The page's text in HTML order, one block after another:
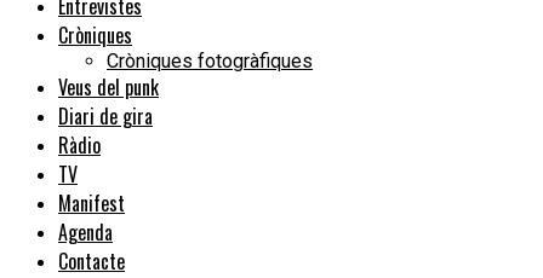
Entrevistes
Cròniques
Cròniques fotogràfiques
Veus del punk
Diari de gira
Ràdio
TV
Manifest
Agenda
Contacte